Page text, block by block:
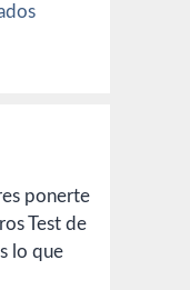
ponerte
Test de
lo que